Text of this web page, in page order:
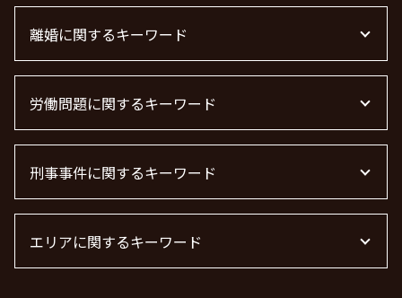
m&a 弁護士
顧問弁護士
顧問弁護士 契約
企業法務 弁護士
顧問弁護士 費用 中小企業
顧問弁護士 費用
退職勧奨 言ってはいけない
顧問弁護士 メリット
債権回収 時効
借金 時効
債権回収 弁護士 費用
債権回収 無視
借金 時効の援用 その後
債権回収 弁護士
借金 時効 個人
債権回収 弁護士 完全成功報酬
不動産賃貸 弁護士
賃貸 苦情 どこに
不動産屋 トラブル 相談
不動産トラブル
管理会社 トラブル 相談
不動産トラブル 弁護士
不動産トラブル 相談
不動産 トラブル 相談 東京都
離婚に関するキーワード
離婚 慰謝料とは
離婚 慰謝料 財産分与
離婚 慰謝料 相場 年収
離婚協議
離婚の慰謝料 相場
離婚 慰謝料 相場 年収400万
離婚 慰謝料 精神的苦痛
労働問題に関するキーワード
労働問題に強い弁護士
労働問題 相談
労働問題 最近
残業代 未払い
労働問題 解決策
刑事事件に関するキーワード
痴漢 逮捕 弁護士
痴漢 逮捕
エリアに関するキーワード